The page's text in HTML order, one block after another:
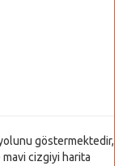
göstermektedir,
cizgiyi harita